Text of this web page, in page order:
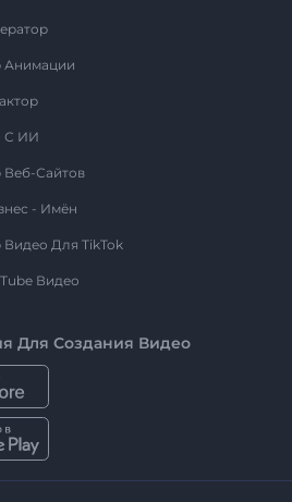
Анимации
С ИИ
Веб-Сайтов
- Имён
Видео Для TikTok
Видео
Для Создания Видео